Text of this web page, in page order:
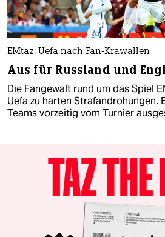
EMtaz: Uefa nach Fan-Krawallen
Aus für Russland und
Die Fangewalt rund um das Spiel
Uefa zu harten Strafandrohungen.
Teams vorzeitig vom Turnier